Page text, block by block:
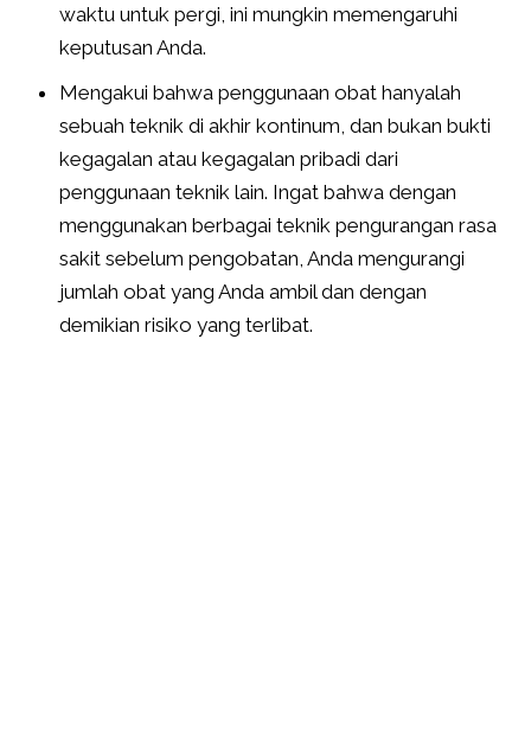
waktu untuk pergi, ini mungkin memengaruhi
keputusan Anda.
Mengakui bahwa penggunaan obat hanyalah
sebuah teknik di akhir kontinum, dan bukan bukti
kegagalan atau kegagalan pribadi dari
penggunaan teknik lain. Ingat bahwa dengan
menggunakan berbagai teknik pengurangan rasa
sakit sebelum pengobatan, Anda mengurangi
jumlah obat yang Anda ambil dan dengan
demikian risiko yang terlibat.